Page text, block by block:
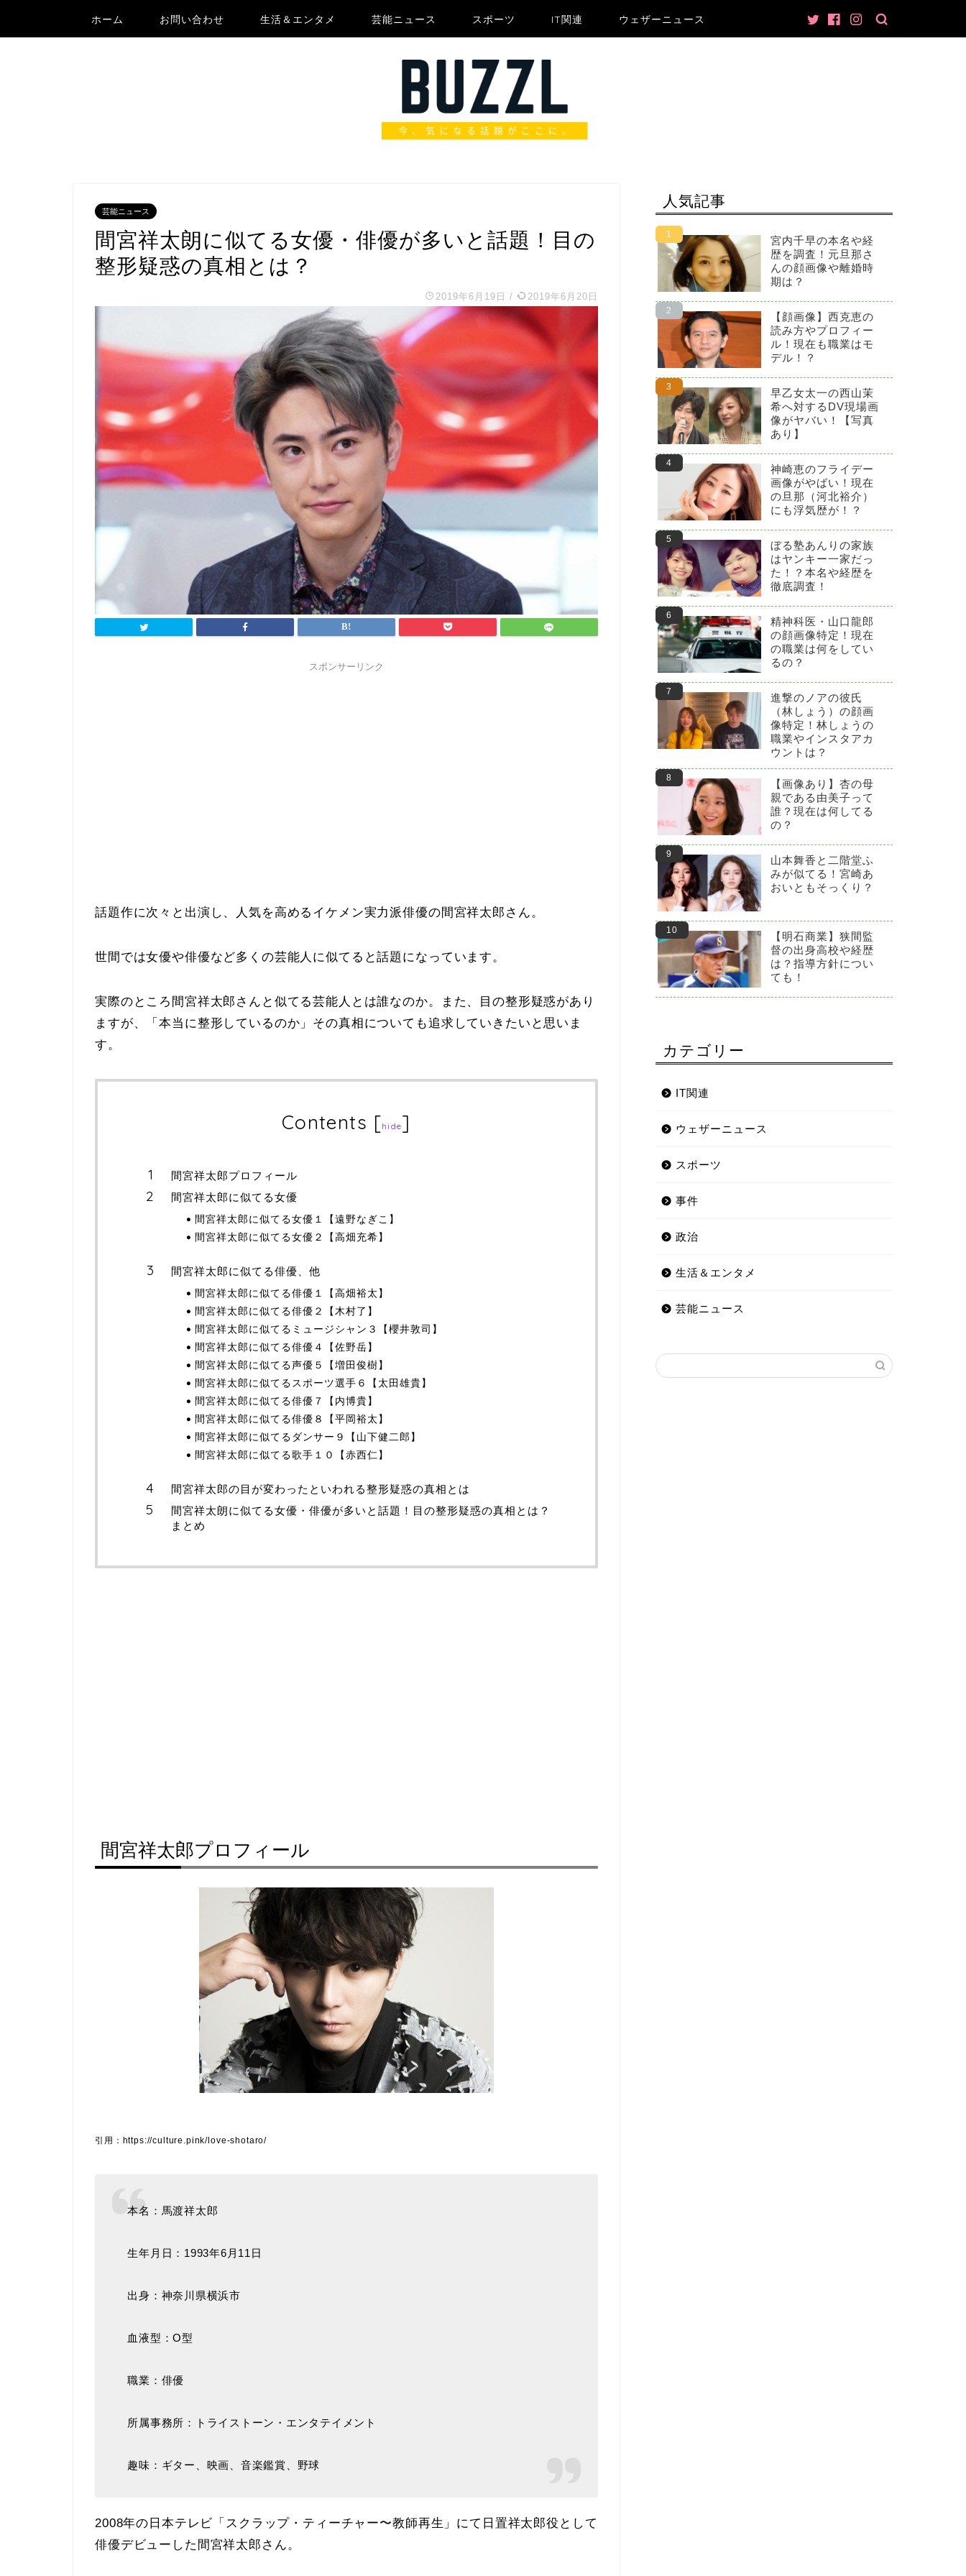
ホーム お問い合わせ 生活＆エンタメ 芸能ニュース スポーツ IT関連 ウェザーニュース
芸能ニュース
間宮祥太朗に似てる女優・俳優が多いと話題！目の
整形疑惑の真相とは？
2019年6月19日 / 2019年6月20日
スポンサーリンク
話題作に次々と出演し、人気を高めるイケメン実力派俳優の間宮祥太郎さん。
世間では女優や俳優など多くの芸能人に似てると話題になっています。
実際のところ間宮祥太郎さんと似てる芸能人とは誰なのか。また、目の整形疑惑があり
ますが、「本当に整形しているのか」その真相についても追求していきたいと思いま
す。
Contents [hide]
間宮祥太郎プロフィール
間宮祥太郎に似てる女優
間宮祥太郎に似てる女優１【遠野なぎこ】
間宮祥太郎に似てる女優２【高畑充希】
間宮祥太郎に似てる俳優、他
間宮祥太郎に似てる俳優１【高畑裕太】
間宮祥太郎に似てる俳優２【木村了】
間宮祥太郎に似てるミュージシャン３【櫻井敦司】
間宮祥太郎に似てる俳優４【佐野岳】
間宮祥太郎に似てる声優５【増田俊樹】
間宮祥太郎に似てるスポーツ選手６【太田雄貴】
間宮祥太郎に似てる俳優７【内博貴】
間宮祥太郎に似てる俳優８【平岡裕太】
間宮祥太郎に似てるダンサー９【山下健二郎】
間宮祥太郎に似てる歌手１０【赤西仁】
間宮祥太郎の目が変わったといわれる整形疑惑の真相とは
間宮祥太朗に似てる女優・俳優が多いと話題！目の整形疑惑の真相とは？
まとめ
間宮祥太郎プロフィール
引用：https://culture.pink/love-shotaro/
本名：馬渡祥太郎
生年月日：1993年6月11日
出身：神奈川県横浜市
血液型：O型
職業：俳優
所属事務所：トライストーン・エンタテイメント
趣味：ギター、映画、音楽鑑賞、野球
2008年の日本テレビ「スクラップ・ティーチャー〜教師再生」にて日置祥太郎役として
俳優デビューした間宮祥太郎さん。
人気記事
宮内千早の本名や経
歴を調査！元旦那さ
んの顔画像や離婚時
期は？
【顔画像】西克恵の
読み方やプロフィー
ル！現在も職業はモ
デル！？
早乙女太一の西山茉
希へ対するDV現場画
像がヤバい！【写真
あり】
神崎恵のフライデー
画像がやばい！現在
の旦那（河北裕介）
にも浮気歴が！？
ぼる塾あんりの家族
はヤンキー一家だっ
た！？本名や経歴を
徹底調査！
精神科医・山口龍郎
の顔画像特定！現在
の職業は何をしてい
るの？
進撃のノアの彼氏
（林しょう）の顔画
像特定！林しょうの
職業やインスタアカ
ウントは？
【画像あり】杏の母
親である由美子って
誰？現在は何してる
の？
山本舞香と二階堂ふ
みが似てる！宮崎あ
おいともそっくり？
【明石商業】狭間監
督の出身高校や経歴
は？指導方針につい
ても！
カテゴリー
IT関連
ウェザーニュース
スポーツ
事件
政治
生活＆エンタメ
芸能ニュース